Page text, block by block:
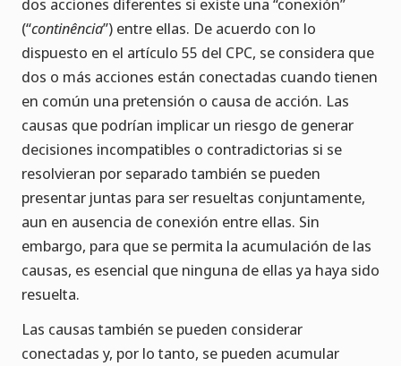
dos acciones diferentes si existe una “conexión”
(“continência”) entre ellas. De acuerdo con lo
dispuesto en el artículo 55 del CPC, se considera que
dos o más acciones están conectadas cuando tienen
en común una pretensión o causa de acción. Las
causas que podrían implicar un riesgo de generar
decisiones incompatibles o contradictorias si se
resolvieran por separado también se pueden
presentar juntas para ser resueltas conjuntamente,
aun en ausencia de conexión entre ellas. Sin
embargo, para que se permita la acumulación de las
causas, es esencial que ninguna de ellas ya haya sido
resuelta.
Las causas también se pueden considerar
conectadas y, por lo tanto, se pueden acumular